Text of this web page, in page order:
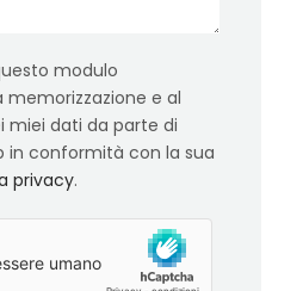
modulo
e al
dati da parte di
in conformità con la sua
privacy.